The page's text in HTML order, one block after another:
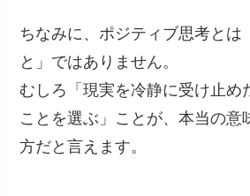
ちなみに、ポジティブ思考とは
と」ではありません。
むしろ「現実を冷静に受け止め
ことを選ぶ」ことが、本当の意
方だと言えます。